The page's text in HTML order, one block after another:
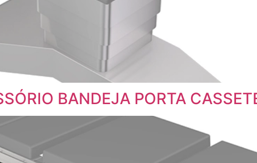
BANDEJA PORTA